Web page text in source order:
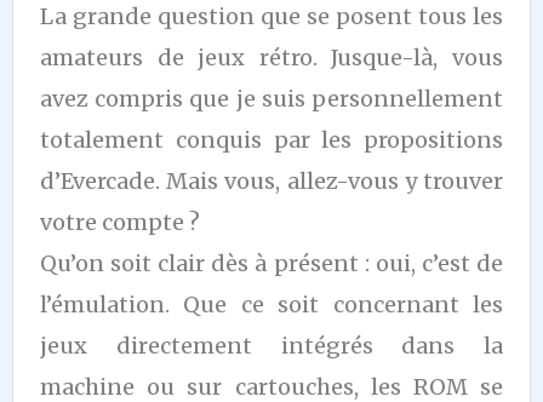
La grande question que se posent tous les
amateurs de jeux rétro. Jusque-là, vous
avez compris que je suis personnellement
totalement conquis par les propositions
d’Evercade. Mais vous, allez-vous y trouver
votre compte ?
Qu’on soit clair dès à présent : oui, c’est de
l’émulation. Que ce soit concernant les
jeux directement intégrés dans la
machine ou sur cartouches, les ROM se